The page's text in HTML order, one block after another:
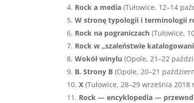
Rock a media (Tułowice, 12–14
W stronę typologii i terminologii
Rock na pograniczach (Tułowice,
Rock w „szaleństwie
Wokół winylu (Opole, 21–22
B. Strony B (Opole, 20–21
X (Tułowice, 28–29 września 2018
Rock — encyklopedia —